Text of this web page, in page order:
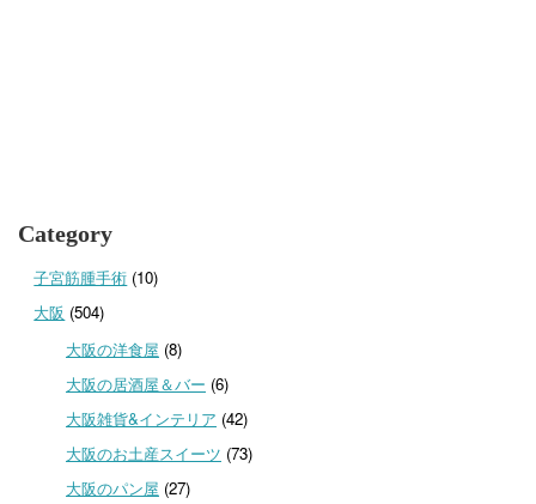
Category
子宮筋腫手術 (10)
大阪 (504)
大阪の洋食屋 (8)
大阪の居酒屋＆バー (6)
大阪雑貨&インテリア (42)
大阪のお土産スイーツ (73)
大阪のパン屋 (27)